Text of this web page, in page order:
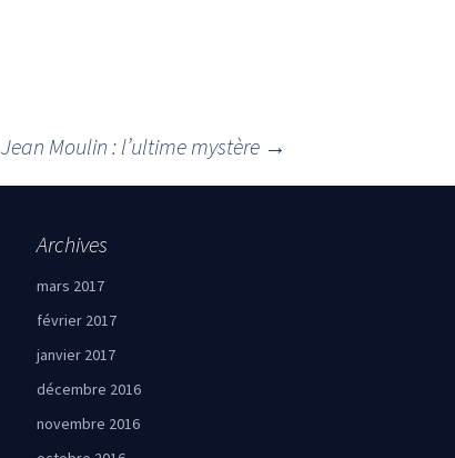
Jean Moulin : l’ultime mystère →
Archives
mars 2017
février 2017
janvier 2017
décembre 2016
novembre 2016